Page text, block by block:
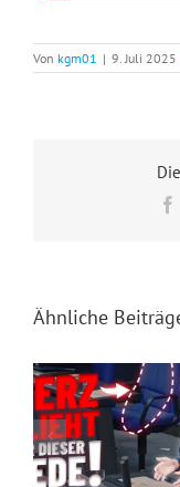
Von kgm01 | 9. Juli 2025
Ähnliche